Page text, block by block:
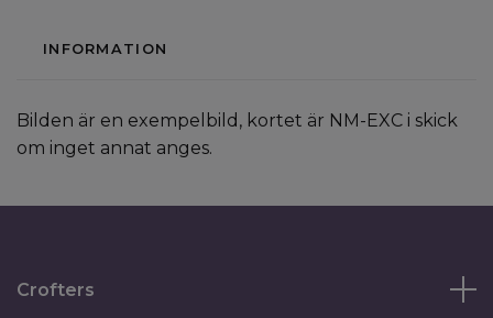
INFORMATION
Bilden är en exempelbild, kortet är NM-EXC i skick
om inget annat anges.
Crofters